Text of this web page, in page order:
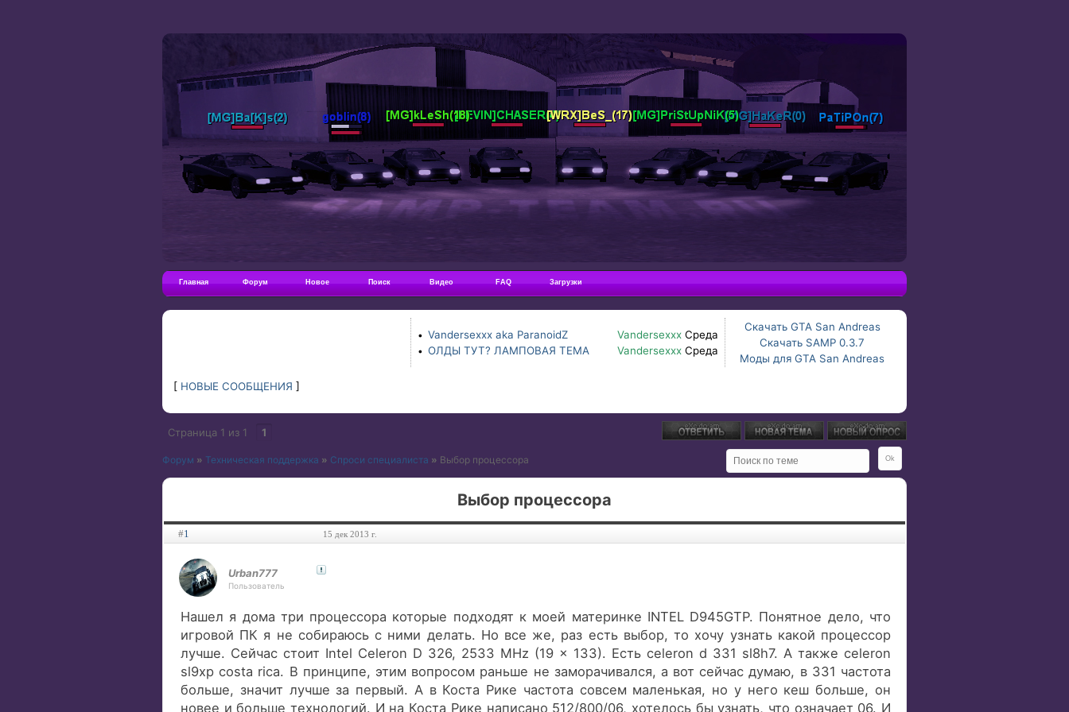
Главная Форум Новое Поиск Видео FAQ Загрузки
• Vandersexxx aka ParanoidZ Vandersexxx Среда
• ОЛДЫ ТУТ? ЛАМПОВАЯ ТЕМА Vandersexxx Среда
Скачать GTA San Andreas
Скачать SAMP 0.3.7
Моды для GTA San Andreas
[ НОВЫЕ СООБЩЕНИЯ ]
Страница 1 из 1 1
Форум » Техническая поддержка » Спроси специалиста » Выбор процессора
Выбор процессора
#1 15 дек 2013 г.
Urban777
Пользователь
Нашел я дома три процессора которые подходят к моей материнке INTEL D945GTP. Понятное дело, что
игровой ПК я не собираюсь с ними делать. Но все же, раз есть выбор, то хочу узнать какой процессор
лучше. Сейчас стоит Intel Celeron D 326, 2533 MHz (19 x 133). Есть celeron d 331 sl8h7. А также celeron
sl9xp costa rica. В принципе, этим вопросом раньше не заморачивался, а вот сейчас думаю, в 331 частота
больше, значит лучше за первый. А в Коста Рике частота совсем маленькая, но у него кеш больше, он
новее и больше технологий. И на Коста Рике написано 512/800/06, хотелось бы узнать, что означает 06. И